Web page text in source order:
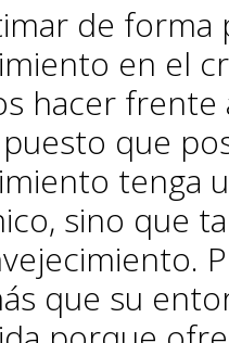
de
en el
hacer frente
puesto que
tenga
sino que
que su